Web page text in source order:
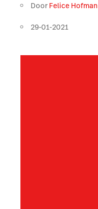
Door Felice Hofman
29-01-2021